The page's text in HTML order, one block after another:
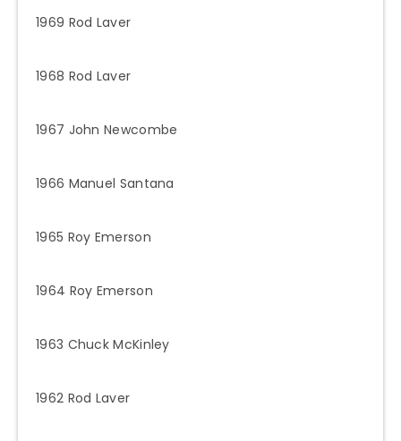
1969 Rod Laver
1968 Rod Laver
1967 John Newcombe
1966 Manuel Santana
1965 Roy Emerson
1964 Roy Emerson
1963 Chuck McKinley
1962 Rod Laver